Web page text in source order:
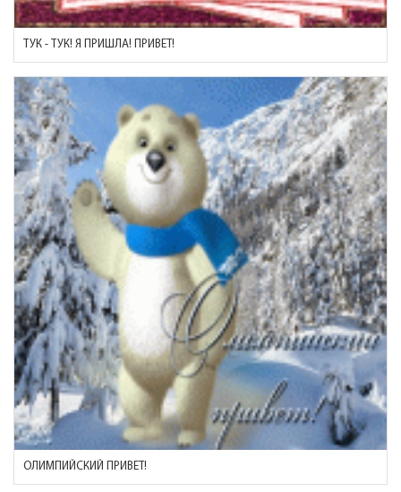
ТУК - ТУК! Я ПРИШЛА! ПРИВЕТ!
ОЛИМПИЙСКИЙ ПРИВЕТ!